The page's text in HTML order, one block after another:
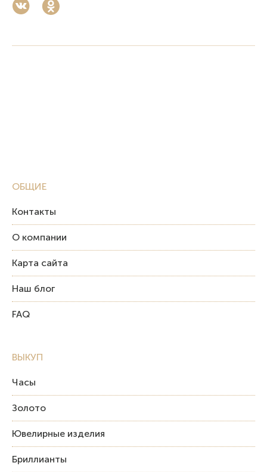
ОБЩИЕ
Контакты
О компании
Карта сайта
Наш блог
FAQ
ВЫКУП
Часы
Золото
Ювелирные изделия
Бриллианты